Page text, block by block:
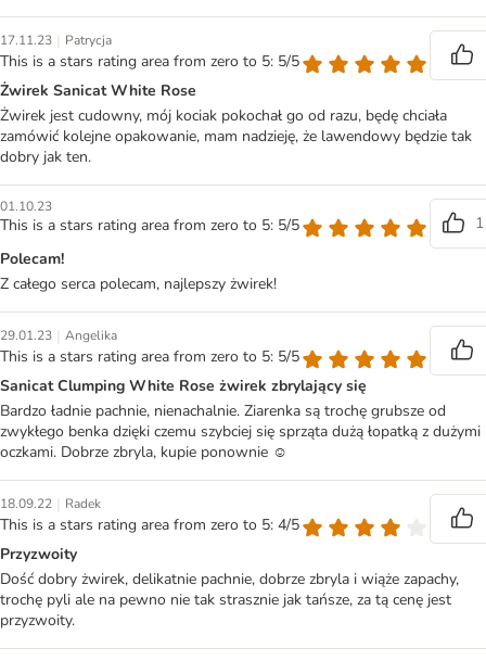
17.11.23 | Patrycja
This is a stars rating area from zero to 5: 5/5
Żwirek Sanicat White Rose
Żwirek jest cudowny, mój kociak pokochał go od razu, będę chciała
zamówić kolejne opakowanie, mam nadzieję, że lawendowy będzie tak
dobry jak ten.
01.10.23
This is a stars rating area from zero to 5: 5/5
1
Polecam!
Z całego serca polecam, najlepszy żwirek!
29.01.23 | Angelika
This is a stars rating area from zero to 5: 5/5
Sanicat Clumping White Rose żwirek zbrylający się
Bardzo ładnie pachnie, nienachalnie. Ziarenka są trochę grubsze od
zwykłego benka dzięki czemu szybciej się sprząta dużą łopatką z dużymi
oczkami. Dobrze zbryla, kupie ponownie ☺
18.09.22 | Radek
This is a stars rating area from zero to 5: 4/5
Przyzwoity
Dość dobry żwirek, delikatnie pachnie, dobrze zbryla i wiąże zapachy,
trochę pyli ale na pewno nie tak strasznie jak tańsze, za tą cenę jest
przyzwoity.